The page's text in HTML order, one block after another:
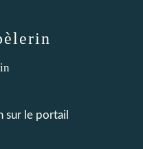
sur le portail